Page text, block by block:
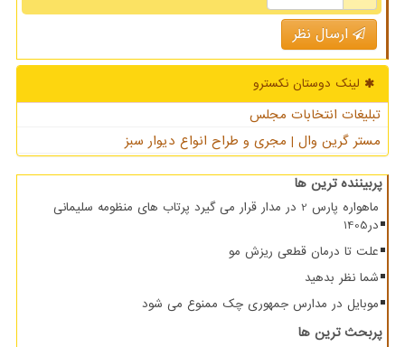
ارسال نظر
لینک دوستان نكسترو
تبلیغات انتخابات مجلس
مستر گرین وال | مجری و طراح انواع دیوار سبز
پربیننده ترین ها
ماهواره پارس 2 در مدار قرار می گیرد پرتاب های منظومه سلیمانی
در1405
علت تا درمان قطعی ریزش مو
شما نظر بدهید
موبایل در مدارس جمهوری چک ممنوع می شود
پربحث ترین ها